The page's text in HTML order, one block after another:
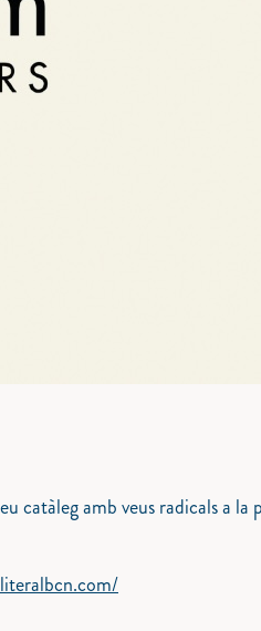
catàleg amb veus radicals a la